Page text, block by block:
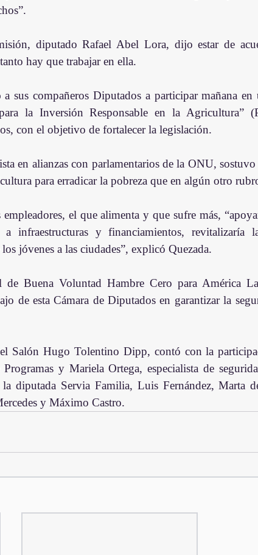
diputado Rafael Abel Lora, dijo estar de
hay que trabajar en ella.
sus compañeros Diputados a participar mañana en
la Inversión Responsable en la Agricultura”
con el objetivo de fortalecer la legislación.
en alianzas con parlamentarios de la ONU, sostuvo
para erradicar la pobreza que en algún otro
empleadores, el que alimenta y que sufre más,
a infraestructuras y financiamientos, revitalizaría
jóvenes a las ciudades”, explicó Quezada.
de Buena Voluntad Hambre Cero para América
de esta Cámara de Diputados en garantizar la
Salón Hugo Tolentino Dipp, contó con la
Programas y Mariela Ortega, especialista de
diputada Servia Familia, Luis Fernández, Marta
y Máximo Castro.